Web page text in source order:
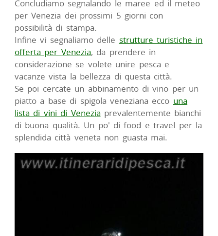
Concludiamo segnalando le maree ed il meteo
per Venezia dei prossimi 5 giorni con
possibilità di stampa.
Infine vi segnaliamo delle strutture turistiche in
offerta per Venezia, da prendere in
considerazione se volete unire pesca e
vacanze vista la bellezza di questa città.
Se poi cercate un abbinamento di vino per un
piatto a base di spigola veneziana ecco una
lista di vini di Venezia prevalentemente bianchi
di buona qualità. Un po' di food e travel per la
splendida città veneta non guasta mai.